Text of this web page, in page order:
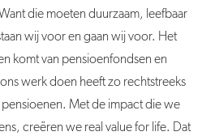
die moeten duurzaam, leefbaar
wij voor en gaan wij voor. Het
komt van pensioenfondsen en
werk doen heeft zo rechtstreeks
Met de impact die we
creëren we real value for life. Dat